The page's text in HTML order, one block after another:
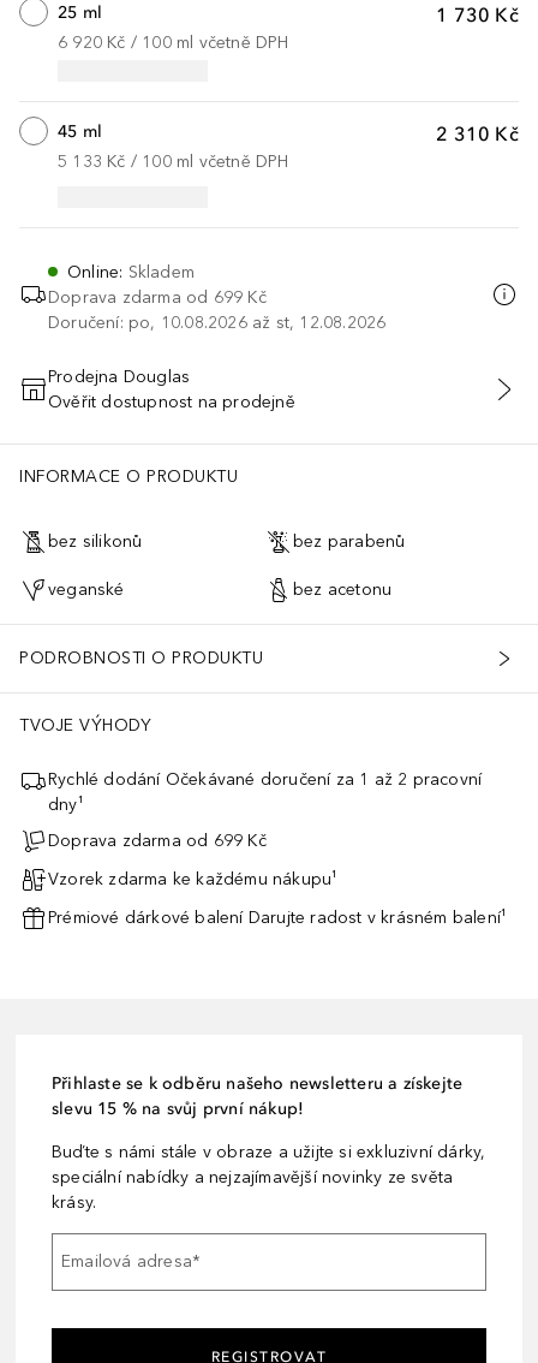
1 730 Kč
25 ml
6 920 Kč / 100 ml včetně DPH
2 310 Kč
45 ml
5 133 Kč / 100 ml včetně DPH
Online: Skladem
Doprava zdarma od 699 Kč
Doručení: po, 10.08.2026 až st, 12.08.2026
PŘIDAT DO KOŠÍKU
Prodejna Douglas
Ověřit dostupnost na prodejně
INFORMACE O PRODUKTU
bez silikonů bez parabenů
veganské bez acetonu
PODROBNOSTI O PRODUKTU
TVOJE VÝHODY
Rychlé dodání Očekávané doručení za 1 až 2 pracovní
dny¹
Doprava zdarma od 699 Kč
Vzorek zdarma ke každému nákupu¹
Prémiové dárkové balení Darujte radost v krásném balení¹
Přihlaste se k odběru našeho newsletteru a získejte
slevu 15 % na svůj první nákup!
Buďte s námi stále v obraze a užijte si exkluzivní dárky,
speciální nabídky a nejzajímavější novinky ze světa
krásy.
Emailová adresa*
REGISTROVAT